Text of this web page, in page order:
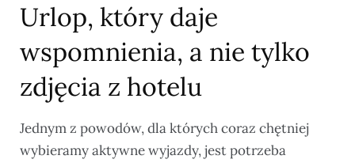
Urlop, który daje
wspomnienia, a nie tylko
zdjęcia z hotelu
Jednym z powodów, dla których coraz chętniej
wybieramy aktywne wyjazdy, jest potrzeba